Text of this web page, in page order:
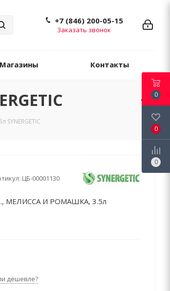
+7 (846) 200-05-15
Заказать звонок
Магазины Контакты
ЦБ-00001130
МЕЛИССА И РОМАШКА, 3.5л
дешевле?
0
0
0